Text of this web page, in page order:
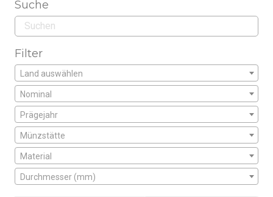
Suche
Filter
Land auswählen
Nominal
Prägejahr
Münzstätte
Material
Durchmesser (mm)